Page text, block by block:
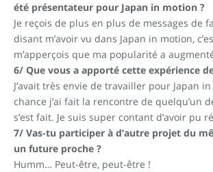
été présentateur pour Japan in motion ?
Je reçois de plus en plus de messages de
disant m’avoir vu dans Japan in motion,
m’apperçois que ma popularité a
6/ Que vous a apporté cette expérience
J’avait très envie de travailler pour Japan
chance j’ai fait la rencontre de quelqu’un
s’est fait. Je suis super contant d’avoir pu
7/ Vas-tu participer à d’autre projet du
un future proche ?
Humm… Peut-être, peut-être !